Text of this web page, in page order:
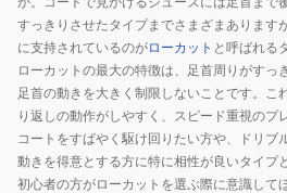
すっきりさせたタイプまでさまざまあります
に支持されているのがローカット と呼ばれる
ローカットの最大の特徴は、足首周りがすっ
足首の動きを大きく制限しないことです。こ
り返しの動作がしやすく、スピード重視のプ
コートをすばやく駆け回りたい方や、ドリブ
動きを得意とする方に特に相性が良いタイプ
初心者の方がローカットを選ぶ際に意識して